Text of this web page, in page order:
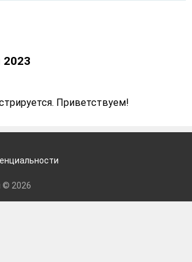
2023
Приветствуем!
© 2026